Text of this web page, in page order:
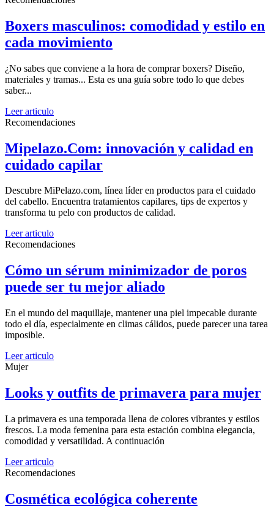
Boxers masculinos: comodidad y estilo en
cada movimiento
¿No sabes que conviene a la hora de comprar boxers? Diseño,
materiales y tramas... Esta es una guía sobre todo lo que debes
saber...
Leer articulo
Recomendaciones
Mipelazo.Com: innovación y calidad en
cuidado capilar
Descubre MiPelazo.com, línea líder en productos para el cuidado
del cabello. Encuentra tratamientos capilares, tips de expertos y
transforma tu pelo con productos de calidad.
Leer articulo
Recomendaciones
Cómo un sérum minimizador de poros
puede ser tu mejor aliado
En el mundo del maquillaje, mantener una piel impecable durante
todo el día, especialmente en climas cálidos, puede parecer una tarea
imposible.
Leer articulo
Mujer
Looks y outfits de primavera para mujer
La primavera es una temporada llena de colores vibrantes y estilos
frescos. La moda femenina para esta estación combina elegancia,
comodidad y versatilidad. A continuación
Leer articulo
Recomendaciones
Cosmética ecológica coherente